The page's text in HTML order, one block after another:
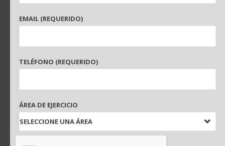
EMAIL (REQUERIDO)
TELÉFONO (REQUERIDO)
ÁREA DE EJERCICIO
SELECCIONE UNA ÁREA